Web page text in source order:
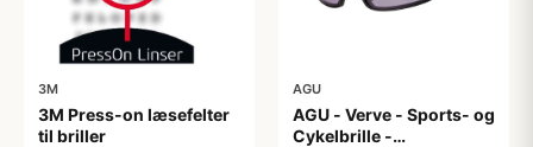
3M
3M Press-on læsefelter
til briller
AGU
AGU - Verve - Sports- og
Cykelbrille -